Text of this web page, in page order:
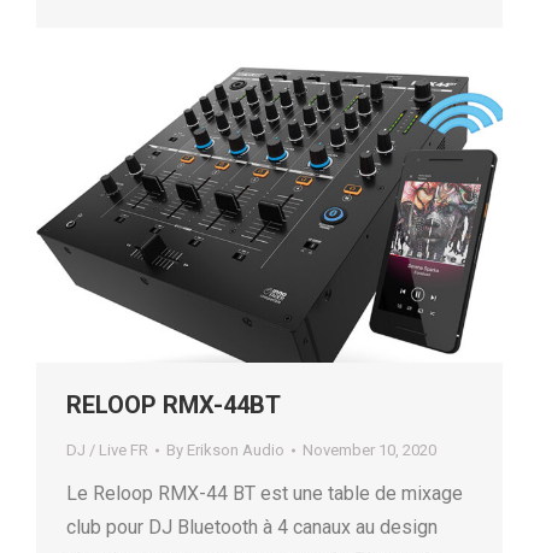
RELOOP RMX-44BT
DJ / Live FR By Erikson Audio November 10, 2020
Le Reloop RMX-44 BT est une table de mixage
club pour DJ Bluetooth à 4 canaux au design